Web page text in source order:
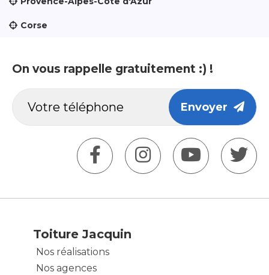
Corse
On vous rappelle gratuitement :) !
Envoyer
Toiture Jacquin
Nos réalisations
Nos agences